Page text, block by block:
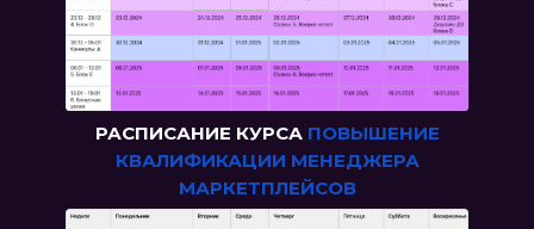
РАСПИСАНИЕ КУРСА ПОВЫШЕНИЕ
КВАЛИФИКАЦИИ МЕНЕДЖЕРА
МАРКЕТПЛЕЙСОВ